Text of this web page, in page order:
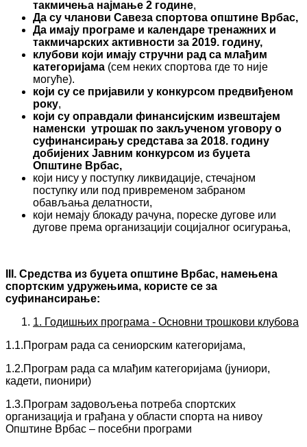
такмичења најмање 2 године,
Да су чланови Савеза спортова општине Врбас,
Да имају програме и календаре тренажних и
такмичарских активности за 2019. годину,
клубови који имају стручни рад са млађим
категоријама (сем неких спортова где то није
могуће).
који су се пријавили у конкурсом предвиђеном
року,
који су оправдали финансијским извештајем
наменски утрошак по закљученом уговору о
суфинансирању средстава за 2018. годину
добијених Јавним конкурсом из буџета
Општине Врбас,
који нису у поступку ликвидације, стечајном
поступку или под привременом забраном
обављања делатности,
који немају блокаду рачуна, пореске дугове или
дугове према организацији социјалног осигурања,
. Средства из буџета општине Врбас, намењена
спортским удружењима, користе се за
суфинансирање:
1. Годишњих програма - Основни трошкови клубова
1.1.Програм рада са сениорским категоријама,
1.2.Програм рада са млађим категоријама (јуниори,
кадети, пионири)
1.3.Програм задовољења потреба спортских
организација и грађана у области спорта на нивоу
Општине Врбас – посебни програми